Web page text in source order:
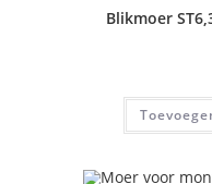
Blikmoer